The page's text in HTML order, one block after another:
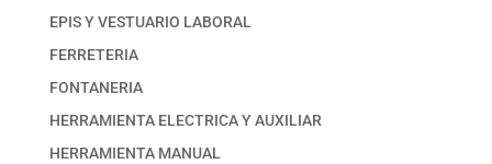
EPIS Y VESTUARIO LABORAL
FERRETERIA
FONTANERIA
HERRAMIENTA ELECTRICA Y AUXILIAR
HERRAMIENTA MANUAL